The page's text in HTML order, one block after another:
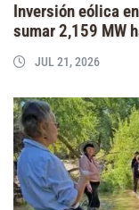
Inversión eólica
sumar 2,159 MW
JUL 21, 2026